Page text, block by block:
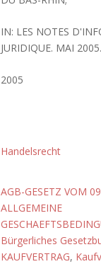
IN: LES NOTES
JURIDIQUE. MAI
2005
Handelsrecht
AGB-GESETZ VOM
ALLGEMEINE
Bürgerliches
KAUFVERTRAG,